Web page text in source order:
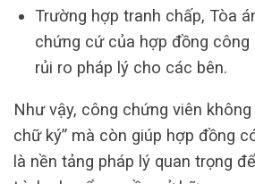
Trường hợp tranh chấp, Tòa
chứng cứ của hợp đồng công
rủi ro pháp lý cho các bên.
Như vậy, công chứng viên
chữ ký” mà còn giúp hợp đồng
là nền tảng pháp lý quan trọng